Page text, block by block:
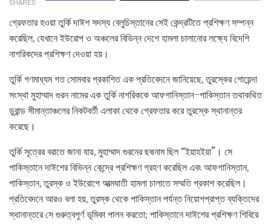
গ্রেফতার হওয়া তুর্কি দাঈশ সদস্য বেলুচিস্তানের সেই কেন্দ্রটিতে প্রশিক্ষণ সম্পন্ন
করেছিল, যেখানে ইউরোপ ও অঞ্চলের বিভিন্ন দেশে হামলা চালানোর লক্ষ্যে বিদেশি
নাগরিকদের প্রশিক্ষণ দেওয়া হয়।
তুর্কি গণমাধ্যম গত সোমবার প্রকাশিত এক প্রতিবেদনে জানিয়েছে, তুরস্কের গোয়েন্দা
সংস্থা মুহাম্মাদ গুরন নামের এক তুর্কি নাগরিককে আফগানিস্তান–পাকিস্তান তথাকথিত
ডুরান্ড সীমান্তাঞ্চলের নিকটবর্তী এলাকা থেকে গ্রেফতার করে তুরস্কে স্থানান্তর
করেছে।
তুর্কি সূত্রের বরাতে জানা যায়, মুহাম্মাদ গুরনের ছদ্মনাম ছিল “ইয়াহইয়া”। সে
পাকিস্তানে দাঈশের বিভিন্ন কেন্দ্রে প্রশিক্ষণ গ্রহণ করেছিল এবং আফগানিস্তান,
পাকিস্তান, তুরস্ক ও ইউরোপে আত্মঘাতী হামলা চালাতে সম্মতি প্রকাশ করেছিল।
প্রতিবেদনে আরও বলা হয়, তুরস্ক থেকে পাকিস্তান পর্যন্ত নিয়োগপ্রাপ্ত ব্যক্তিদের
স্থানান্তরে সে গুরুত্বপূর্ণ ভূমিকা পালন করতো; পাকিস্তানে দাঈশের প্রশিক্ষণ শিবিরে